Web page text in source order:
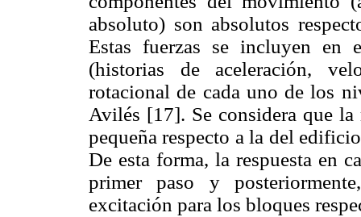
absoluto) son absolutos
Estas fuerzas se incluyen en
(historias de aceleración,
rotacional de cada uno de los
Avilés [17]. Se considera que
pequeña respecto a la del
De esta forma, la respuesta en
primer paso y
excitación para los bloques